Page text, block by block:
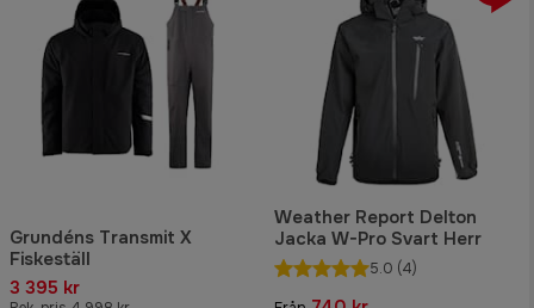
Grundéns Transmit X
Fiskeställ
3 395 kr
Weather Report Delton
Jacka W-Pro Svart Herr
5.0 (4)